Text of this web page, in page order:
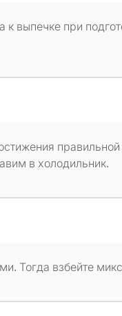
к выпечке при
в холодильник.
Тогда взбейте